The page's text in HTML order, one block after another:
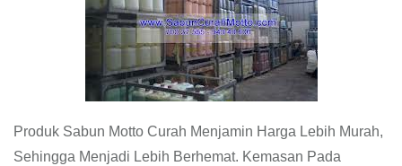
Produk Sabun Motto Curah Menjamin Harga Lebih Murah,
Sehingga Menjadi Lebih Berhemat. Kemasan Pada